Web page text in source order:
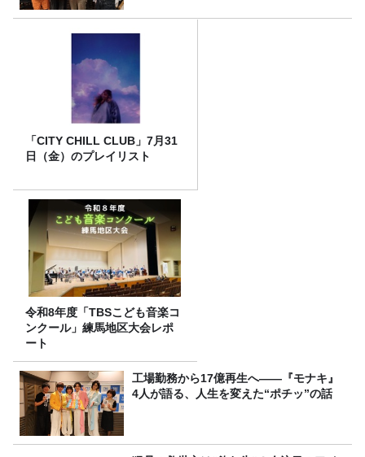
「CITY CHILL CLUB」7月31
日（金）のプレイリスト
令和8年度「TBSこども音楽コ
ンクール」練馬地区大会レポ
ート
工場勤務から17億再生へ——『モナキ』
4人が語る、人生を変えた“ポチッ”の話